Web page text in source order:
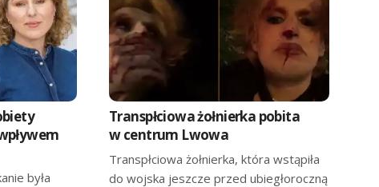
była
Transpłciowa żołnierka pobita
w centrum Lwowa
Transpłciowa żołnierka, która wstąpiła
do wojska jeszcze przed ubiegłoroczną